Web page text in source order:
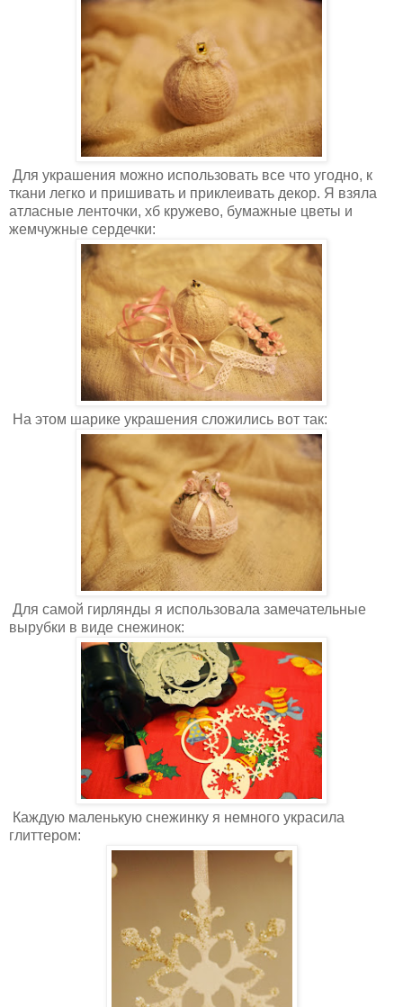
Для украшения можно использовать все что угодно, к
ткани легко и пришивать и приклеивать декор. Я взяла
атласные ленточки, хб кружево, бумажные цветы и
жемчужные сердечки:
На этом шарике украшения сложились вот так:
Для самой гирлянды я использовала замечательные
вырубки в виде снежинок:
Каждую маленькую снежинку я немного украсила
глиттером: